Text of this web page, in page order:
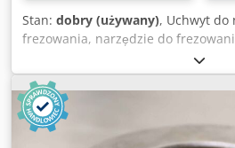
Stan: dobry (używany), Uchwyt do
frezowania, narzędzie do
Długość: 973 mm -Możliwość
Pomiary patrz: rysunek na
Dwsdpfjd Rz Dxex Ap Ija